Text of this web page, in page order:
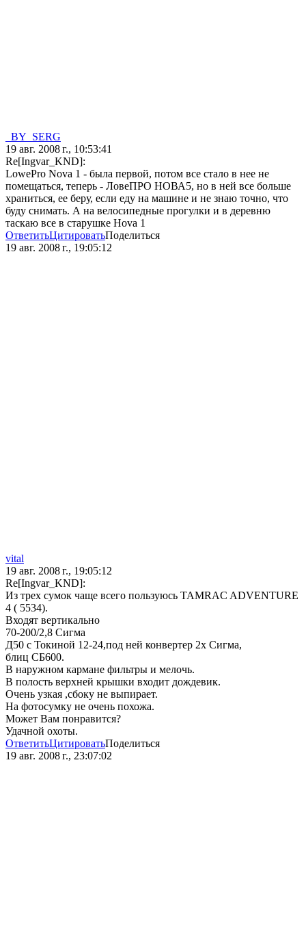
_BY_SERG
19 авг. 2008 г., 10:53:41
Re[Ingvar_KND]:
LowePro Nova 1 - была первой, потом все стало в нее не
помещаться, теперь - ЛовеПРО НОВА5, но в ней все больше
храниться, ее беру, если еду на машине и не знаю точно, что
буду снимать. А на велосипедные прогулки и в деревню
таскаю все в старушке Нova 1
ОтветитьЦитироватьПоделиться
19 авг. 2008 г., 19:05:12
vital
19 авг. 2008 г., 19:05:12
Re[Ingvar_KND]:
Из трех сумок чаще всего пользуюсь TAMRAC ADVENTURE
4 ( 5534).
Входят вертикально
70-200/2,8 Сигма
Д50 с Токиной 12-24,под ней конвертер 2х Сигма,
блиц СБ600.
В наружном кармане фильтры и мелочь.
В полость верхней крышки входит дождевик.
Очень узкая ,сбоку не выпирает.
На фотосумку не очень похожа.
Может Вам понравится?
Удачной охоты.
ОтветитьЦитироватьПоделиться
19 авг. 2008 г., 23:07:02